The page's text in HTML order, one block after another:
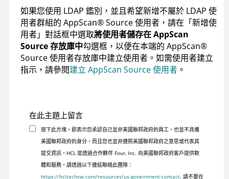
如果您使用 LDAP 鑑別，並且希望新增不屬於 LDAP 使
用者群組的 AppScan®Source使用者，請在「新增使
用者」對話框中選取將使用者儲存在 AppScan
Source 存放庫中勾選框，以便在本端的 AppScan®
Source使用者存放庫中建立使用者。如需使用者建立
指示，請參閱建立 AppScan Source 使用者 。
在此主題上留言
按下此方塊，即表示您承認自己並非美國聯邦政府的員工，也並不具備
美國聯邦政府的身分，而且您也並非遵照美國聯邦政府之意思或代表其
提交資訊。HCL 是透過合作夥伴 Four, Inc. 向美國聯邦政府客戶提供軟
體和服務。請透過以下連結聯絡此團隊：
https://hcltechsw.com/resources/us-government-contact. 請不要在